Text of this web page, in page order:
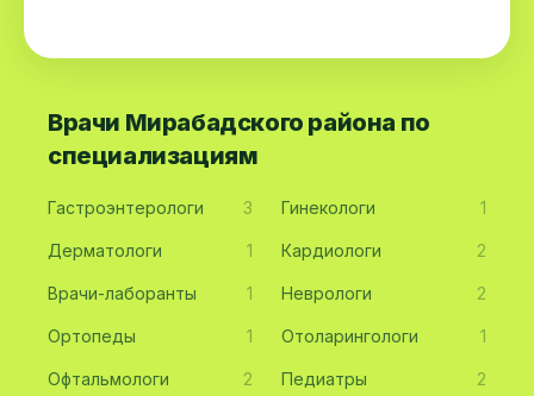
Врачи Мирабадского района по
специализациям
Гастроэнтерологи 3 Гинекологи 1
Дерматологи 1 Кардиологи 2
Врачи-лаборанты 1 Неврологи 2
Ортопеды 1 Отоларингологи 1
Офтальмологи 2 Педиатры 2